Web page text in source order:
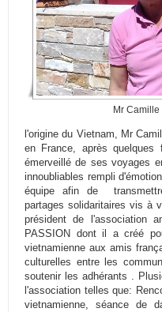
Mr
l'origine du Vietnam, Mr
en France, après
émerveillé de ses voyages
innoubliables rempli
équipe afin de
partages solidaritaires vis à
président de l'association
PASSION dont il a créé
vietnamienne aux amis
culturelles entre les
soutenir les adhérants .
l'association telles que:
vietnamienne, séance de